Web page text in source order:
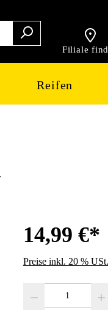
Filiale
Reifen
14,99 €*
Preise inkl. 20 %